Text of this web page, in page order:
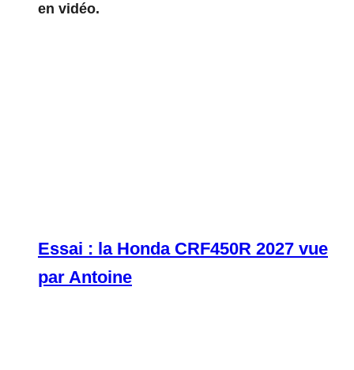
en vidéo.
Essai : la Honda CRF450R 2027 vue
par Antoine